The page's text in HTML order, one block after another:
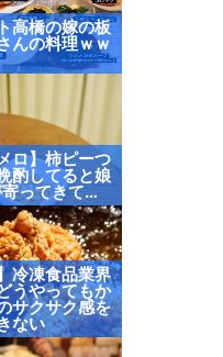
高橋の嫁の板
んの料理ｗｗ
ロ】柿ピーつ
酌してると娘
ってきて…
冷凍食品業界
うやってもか
サクサク感を
ない